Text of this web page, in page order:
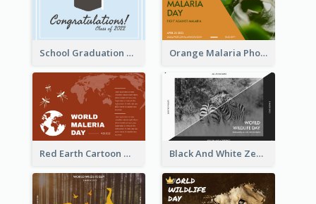
School Graduation Celebration Card Orange Malaria Photo World Malaria Day Greeting Card
Red Earth Cartoon World Malaria Day Greeting Card Black And White Zebra World Wildlife Day Greeting Card